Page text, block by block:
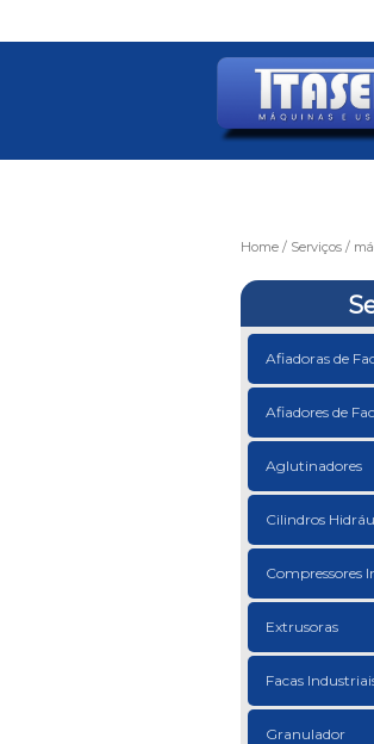
Home Serviços
Afiadoras de
Afiadores de
Aglutinadores
Cilindros
Compressores
Extrusoras
Facas
Granulador